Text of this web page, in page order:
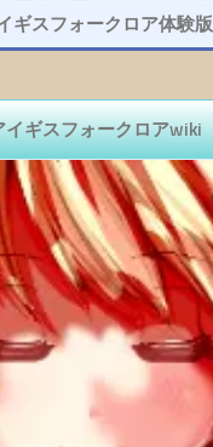
ギスフォークロア体験版
イギスフォークロアwiki